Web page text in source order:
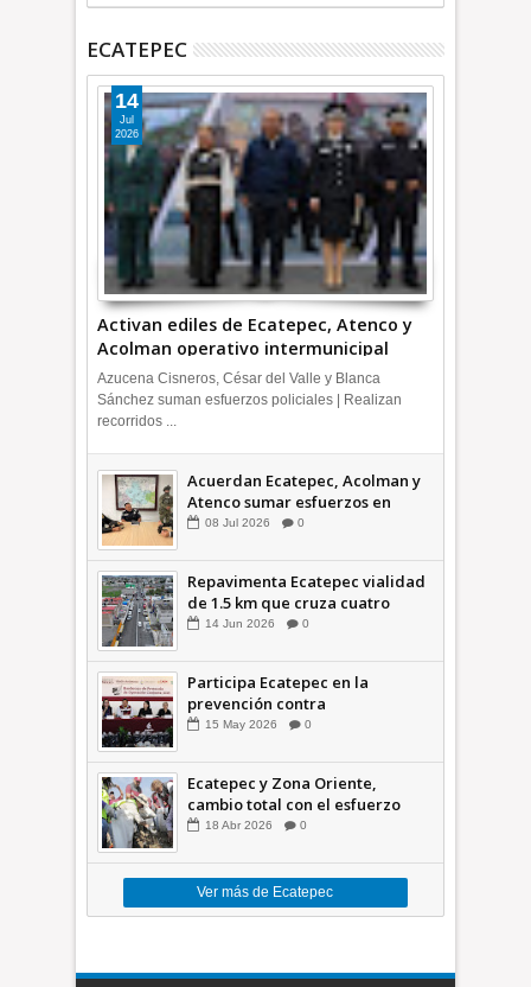
ECATEPEC
Activan ediles de Ecatepec, Atenco y
Acolman operativo intermunicipal
14
Jul
2026
Azucena Cisneros, César del Valle y Blanca
Sánchez suman esfuerzos policiales | Realizan
recorridos ...
Acuerdan Ecatepec, Acolman y
Atenco sumar esfuerzos en
seguridad
08 Jul 2026 0
Repavimenta Ecatepec vialidad
de 1.5 km que cruza cuatro
comunidades +Video
14 Jun 2026 0
Participa Ecatepec en la
prevención contra
inundaciones en el Valle de
15 May 2026 0
Ecatepec y Zona Oriente,
cambio total con el esfuerzo
conjunto: Azucena; retiran 21
18 Abr 2026 0
Ver más de Ecatepec